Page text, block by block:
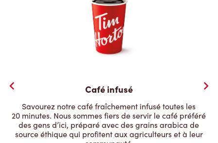
Café infusé
Savourez notre café fraîchement infusé toutes les
20 minutes. Nous sommes fiers de servir le café préféré
des gens d’ici, préparé avec des grains arabica de
source éthique qui profitent aux agriculteurs et à leur